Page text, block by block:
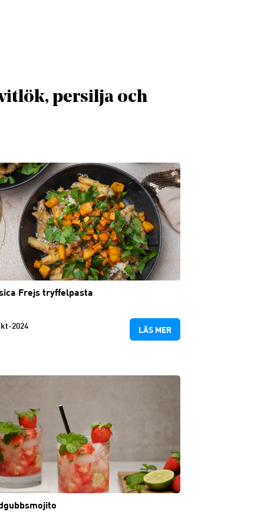
persilja och
Frejs tryffelpasta
2024 LÄS MER